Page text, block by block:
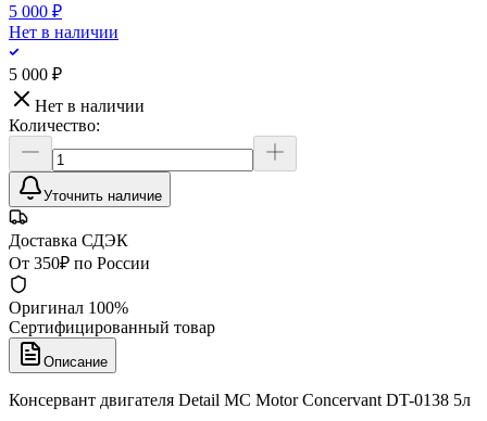
5 000 ₽
Нет в наличии
5 000 ₽
Нет в наличии
Количество:
Уточнить наличие
Доставка СДЭК
От 350₽ по России
Оригинал 100%
Сертифицированный товар
Описание
Консервант двигателя Detail MC Motor Concervant DT-0138 5л